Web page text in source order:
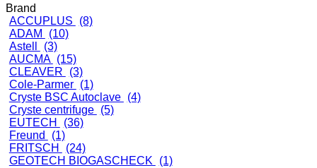
Brand
ACCUPLUS
(8)
ADAM
(10)
Astell
(3)
AUCMA (15)
CLEAVER
(3)
Cole-Parmer (1)
Cryste BSC Autoclave (4)
Cryste centrifuge (5)
EUTECH
(36)
Freund
(1)
FRITSCH
(24)
GEOTECH BIOGASCHECK
(1)